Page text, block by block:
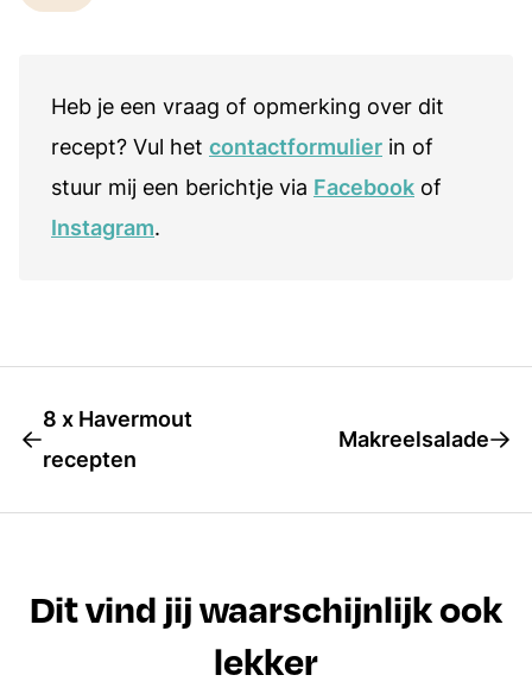
Heb je een vraag of opmerking over dit
recept? Vul het contactformulier in of
stuur mij een berichtje via Facebook of
Instagram.
8 x Havermout
recepten
Makreelsalade
Dit vind jij waarschijnlijk ook
lekker